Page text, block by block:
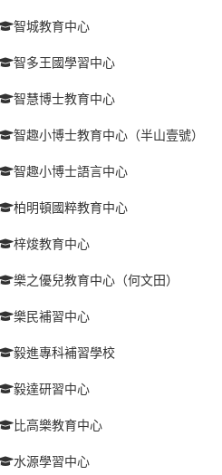
智城教育中心
智多王國學習中心
智慧博士教育中心
智趣小博士教育中心（半山壹號）
智趣小博士語言中心
柏明頓國粹教育中心
梓焌教育中心
樂之優兒教育中心（何文田）
樂民補習中心
毅進專科補習學校
毅達研習中心
比高樂教育中心
水源學習中心